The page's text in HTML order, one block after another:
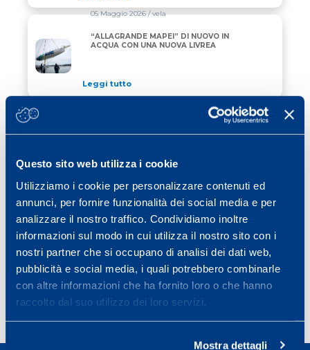
Questo sito web utilizza i cookie
Utilizziamo i cookie per personalizzare contenuti ed
annunci, per fornire funzionalità dei social media e per
analizzare il nostro traffico. Condividiamo inoltre
informazioni sul modo in cui utilizza il nostro sito con i
nostri partner che si occupano di analisi dei dati web,
pubblicità e social media, i quali potrebbero combinarle
con altre informazioni che ha fornito loro o che hanno
raccolto dal suo utilizzo dei loro servizi.
Mostra dettagli
“ALLAGRANDE MAPEI” DI NUOVO IN ACQUA CON
05 Maggio 2026/ vela
“ALLAGRANDE MAPEI” DI NUOVO IN
ACQUA CON UNA NUOVA LIVREA
Leggi tutto
JEREZ SCEGLIE MAPEI PER COLORARE CORDOLI,
JEREZ SCEGLIE MAPEI PER COLORARE
CORDOLI, GRIGLIA DI PARTENZA E VIE
MAPEI RINNOVA IL SUO IMPEGNO COME OFFICIAL
15 Aprile 2026
MAPEI RINNOVA IL SUO IMPEGNO COME
OFFICIAL SPONSOR DELLA STRAMILANO
2026
Leggi tutto